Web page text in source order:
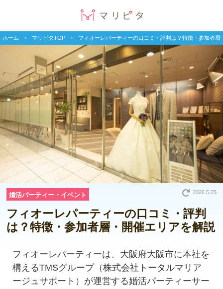
ホーム マリピタTOP フィオーレパーティーの口コミ・評判は？特徴・参加者層
婚活パーティー・イベント 2026.5.25
フィオーレパーティーの口コミ・評判
は？特徴・参加者層・開催エリアを解説
フィオーレパーティーは、大阪府大阪市に本社を
構えるTMSグループ（株式会社トータルマリア
ージュサポート）が運営する婚活パーティーサー